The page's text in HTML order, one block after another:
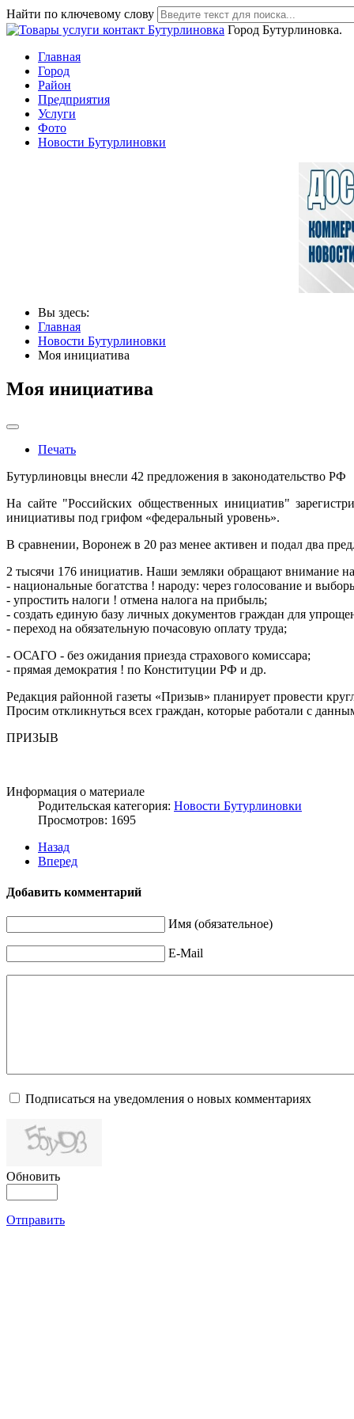
Найти по ключевому слову
Город Бутурлиновка.
Главная
Город
Район
Предприятия
Услуги
Фото
Новости Бутурлиновки
Вы здесь:
Главная
Новости Бутурлиновки
Моя инициатива
Моя инициатива
Печать
Бутурлиновцы внесли 42 предложения в законодательство РФ
На сайте "Российских общественных инициатив"
инициативы под грифом «федеральный уровень».
В сравнении, Воронеж в 20 раз менее активен и подал два
2 тысячи 176 инициатив. Наши земляки обращают внимание
- национальные богатства ! народу: через голосование и
- упростить налоги ! отмена налога на прибыль;
- создать единую базу личных документов граждан для
- переход на обязательную почасовую оплату труда;
- ОСАГО - без ожидания приезда страхового комиссара;
- прямая демократия ! по Конституции РФ и др.
Редакция районной газеты «Призыв» планирует провести
Просим откликнуться всех граждан, которые работали с
ПРИЗЫВ
Информация о материале
Родительская категория: Новости Бутурлиновки
Просмотров: 1695
Назад
Вперед
Добавить комментарий
Имя (обязательное)
E-Mail
Подписаться на уведомления о новых комментариях
Обновить
Отправить